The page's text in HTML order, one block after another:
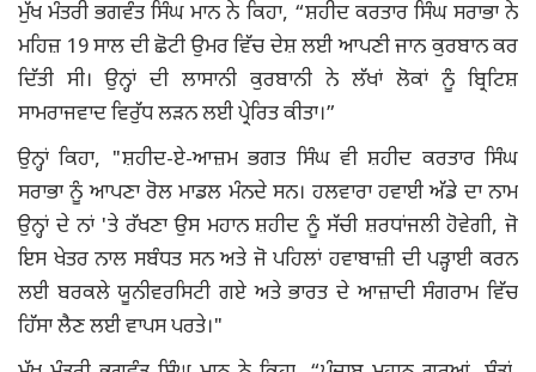
ਮੁੱਖ ਮੰਤਰੀ ਭਗਵੰਤ ਸਿੰਘ ਮਾਨ ਨੇ ਕਿਹਾ, “ਸ਼ਹੀਦ ਕਰਤਾਰ ਸਿੰਘ ਸਰਾਭਾ ਨੇ
ਮਹਿਜ਼ 19 ਸਾਲ ਦੀ ਛੋਟੀ ਉਮਰ ਵਿੱਚ ਦੇਸ਼ ਲਈ ਆਪਣੀ ਜਾਨ ਕੁਰਬਾਨ ਕਰ
ਦਿੱਤੀ ਸੀ। ਉਨ੍ਹਾਂ ਦੀ ਲਾਸਾਨੀ ਕੁਰਬਾਨੀ ਨੇ ਲੱਖਾਂ ਲੋਕਾਂ ਨੂੰ ਬ੍ਰਿਟਿਸ਼
ਸਾਮਰਾਜਵਾਦ ਵਿਰੁੱਧ ਲੜਨ ਲਈ ਪ੍ਰੇਰਿਤ ਕੀਤਾ।”
ਉਨ੍ਹਾਂ ਕਿਹਾ, "ਸ਼ਹੀਦ-ਏ-ਆਜ਼ਮ ਭਗਤ ਸਿੰਘ ਵੀ ਸ਼ਹੀਦ ਕਰਤਾਰ ਸਿੰਘ
ਸਰਾਭਾ ਨੂੰ ਆਪਣਾ ਰੋਲ ਮਾਡਲ ਮੰਨਦੇ ਸਨ। ਹਲਵਾਰਾ ਹਵਾਈ ਅੱਡੇ ਦਾ ਨਾਮ
ਉਨ੍ਹਾਂ ਦੇ ਨਾਂ 'ਤੇ ਰੱਖਣਾ ਉਸ ਮਹਾਨ ਸ਼ਹੀਦ ਨੂੰ ਸੱਚੀ ਸ਼ਰਧਾਂਜਲੀ ਹੋਵੇਗੀ, ਜੋ
ਇਸ ਖੇਤਰ ਨਾਲ ਸਬੰਧਤ ਸਨ ਅਤੇ ਜੋ ਪਹਿਲਾਂ ਹਵਾਬਾਜ਼ੀ ਦੀ ਪੜ੍ਹਾਈ ਕਰਨ
ਲਈ ਬਰਕਲੇ ਯੂਨੀਵਰਸਿਟੀ ਗਏ ਅਤੇ ਭਾਰਤ ਦੇ ਆਜ਼ਾਦੀ ਸੰਗਰਾਮ ਵਿੱਚ
ਹਿੱਸਾ ਲੈਣ ਲਈ ਵਾਪਸ ਪਰਤੇ।"